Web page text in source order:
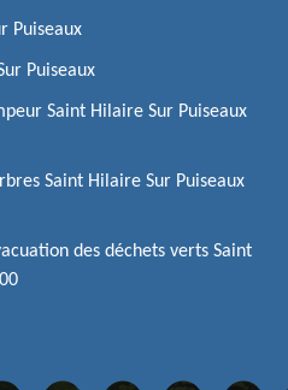
Puiseaux
Puiseaux
Saint Hilaire Sur Puiseaux
Saint Hilaire Sur Puiseaux
des déchets verts Saint